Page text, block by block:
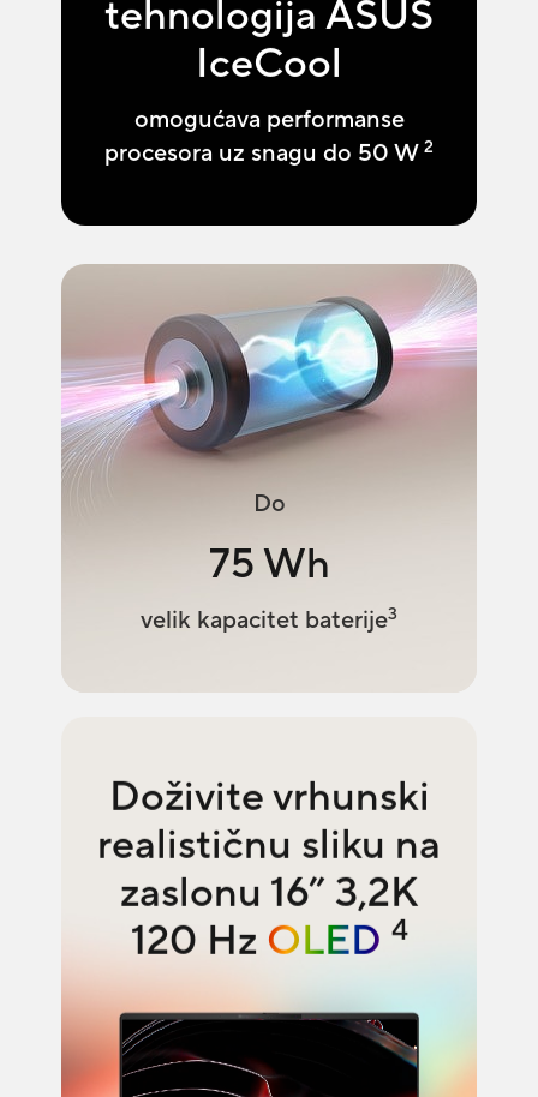
tehnologija ASUS
IceCool
omogućava performanse
procesora uz snagu do 50 W 2
Do
75 Wh
velik kapacitet baterije3
Doživite vrhunski
realističnu sliku na
zaslonu 16” 3,2K
120 Hz OLED 4